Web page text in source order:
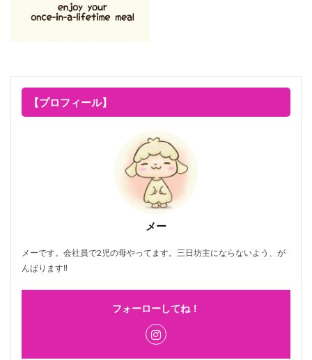
【プロフィール】
メー
メーです。会社員で2児の母やってます。三日坊主にならないよう、が
んばります‼
フォーローしてね！